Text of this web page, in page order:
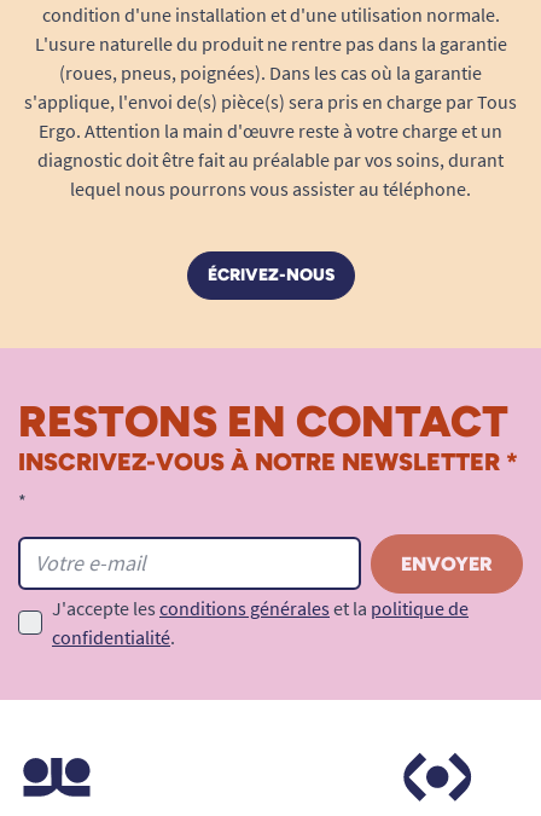
condition d'une installation et d'une utilisation normale.
L'usure naturelle du produit ne rentre pas dans la garantie
(roues, pneus, poignées). Dans les cas où la garantie
s'applique, l'envoi de(s) pièce(s) sera pris en charge par Tous
Ergo. Attention la main d'œuvre reste à votre charge et un
diagnostic doit être fait au préalable par vos soins, durant
lequel nous pourrons vous assister au téléphone.
ÉCRIVEZ-NOUS
RESTONS EN CONTACT
INSCRIVEZ-VOUS À NOTRE NEWSLETTER *
*
J'accepte les conditions générales et la politique de
confidentialité.